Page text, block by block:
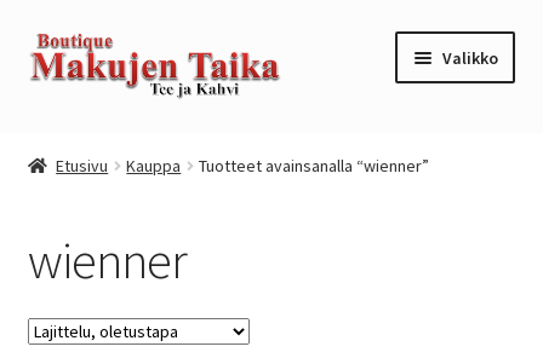
Siirry
navigointiin
Siirry
sisältöön
Valikko
Kassa
Kauppa
Etusivu Kauppa Tuotteet avainsanalla “wienner”
wienner